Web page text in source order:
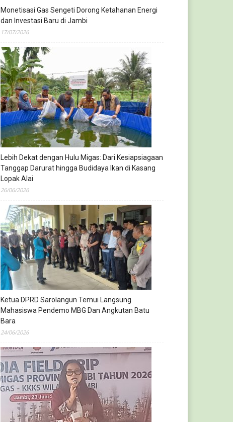
Monetisasi Gas Sengeti Dorong Ketahanan Energi
dan Investasi Baru di Jambi
17/07/2026
Lebih Dekat dengan Hulu Migas: Dari Kesiapsiagaan
Tanggap Darurat hingga Budidaya Ikan di Kasang
Lopak Alai
26/06/2026
Ketua DPRD Sarolangun Temui Langsung
Mahasiswa Pendemo MBG Dan Angkutan Batu
Bara
24/06/2026